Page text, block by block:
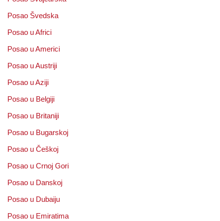
Posao Švedska
Posao u Africi
Posao u Americi
Posao u Austriji
Posao u Aziji
Posao u Belgiji
Posao u Britaniji
Posao u Bugarskoj
Posao u Češkoj
Posao u Crnoj Gori
Posao u Danskoj
Posao u Dubaiju
Posao u Emiratima